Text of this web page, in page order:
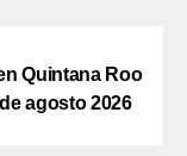
Quintana Roo
agosto 2026